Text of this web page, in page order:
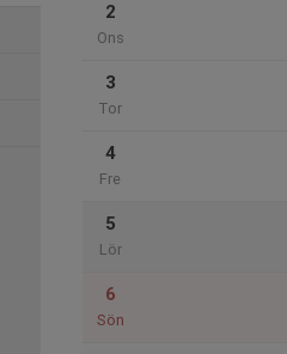
2
Ons
3
Tor
4
Fre
5
Lör
6
Sön